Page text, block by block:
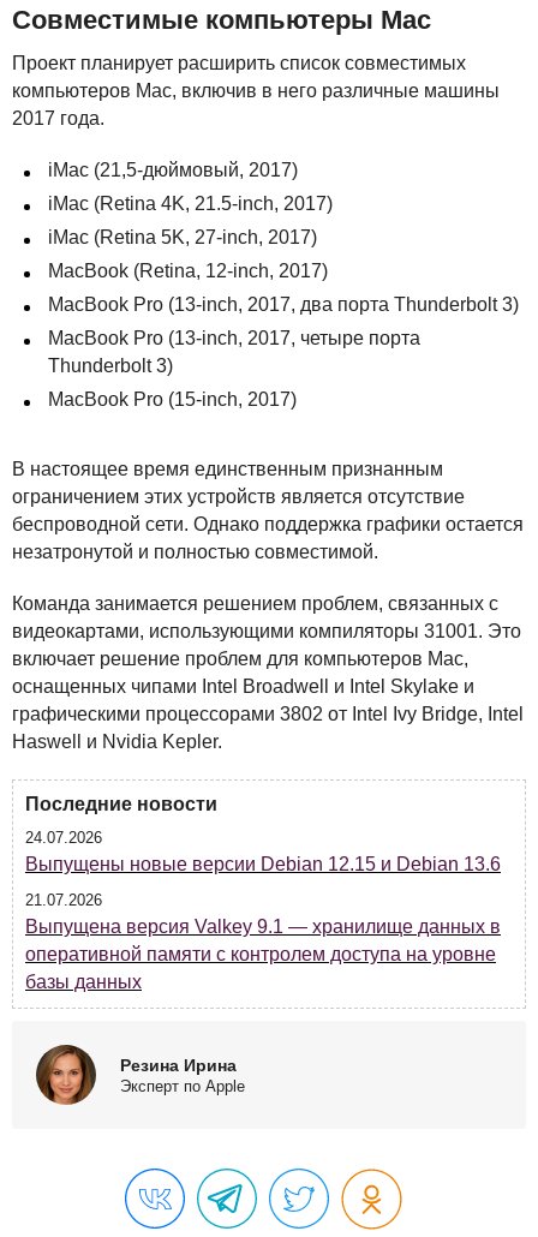
Совместимые компьютеры Mac
Проект планирует расширить список совместимых
компьютеров Mac, включив в него различные машины
2017 года.
iMac (21,5-дюймовый, 2017)
iMac (Retina 4K, 21.5-inch, 2017)
iMac (Retina 5K, 27-inch, 2017)
MacBook (Retina, 12-inch, 2017)
MacBook Pro (13-inch, 2017, два порта Thunderbolt 3)
MacBook Pro (13-inch, 2017, четыре порта
Thunderbolt 3)
MacBook Pro (15-inch, 2017)
В настоящее время единственным признанным
ограничением этих устройств является отсутствие
беспроводной сети. Однако поддержка графики остается
незатронутой и полностью совместимой.
Команда занимается решением проблем, связанных с
видеокартами, использующими компиляторы 31001. Это
включает решение проблем для компьютеров Mac,
оснащенных чипами Intel Broadwell и Intel Skylake и
графическими процессорами 3802 от Intel Ivy Bridge, Intel
Haswell и Nvidia Kepler.
Последние новости
24.07.2026
Выпущены новые версии Debian 12.15 и Debian 13.6
21.07.2026
Выпущена версия Valkey 9.1 — хранилище данных в
оперативной памяти с контролем доступа на уровне
базы данных
Резина Ирина
Эксперт по Apple